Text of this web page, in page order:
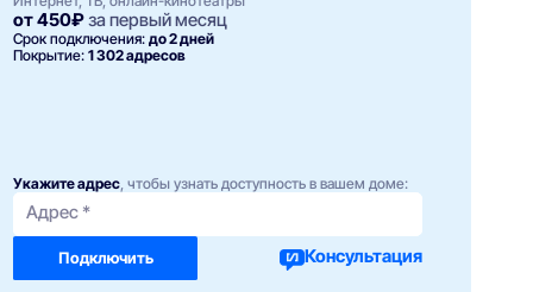
от 450₽за первый месяц
Срок подключения:до 2 дней
Покрытие:1 302 адресов
Укажите адрес, чтобы узнать доступность в вашем доме:
Адрес *
Подключить Консультация